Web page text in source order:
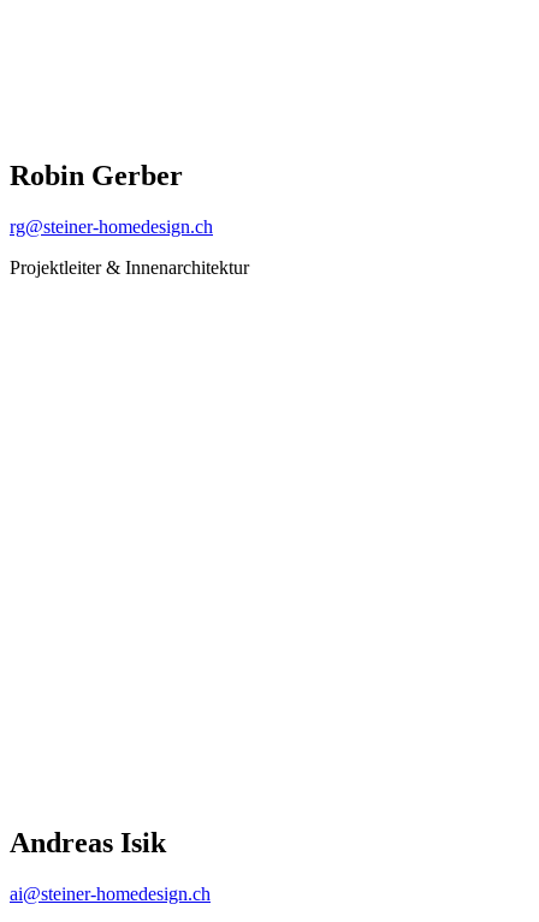
Robin Gerber
rg@steiner-homedesign.ch
Projektleiter & Innenarchitektur
Andreas Isik
ai@steiner-homedesign.ch